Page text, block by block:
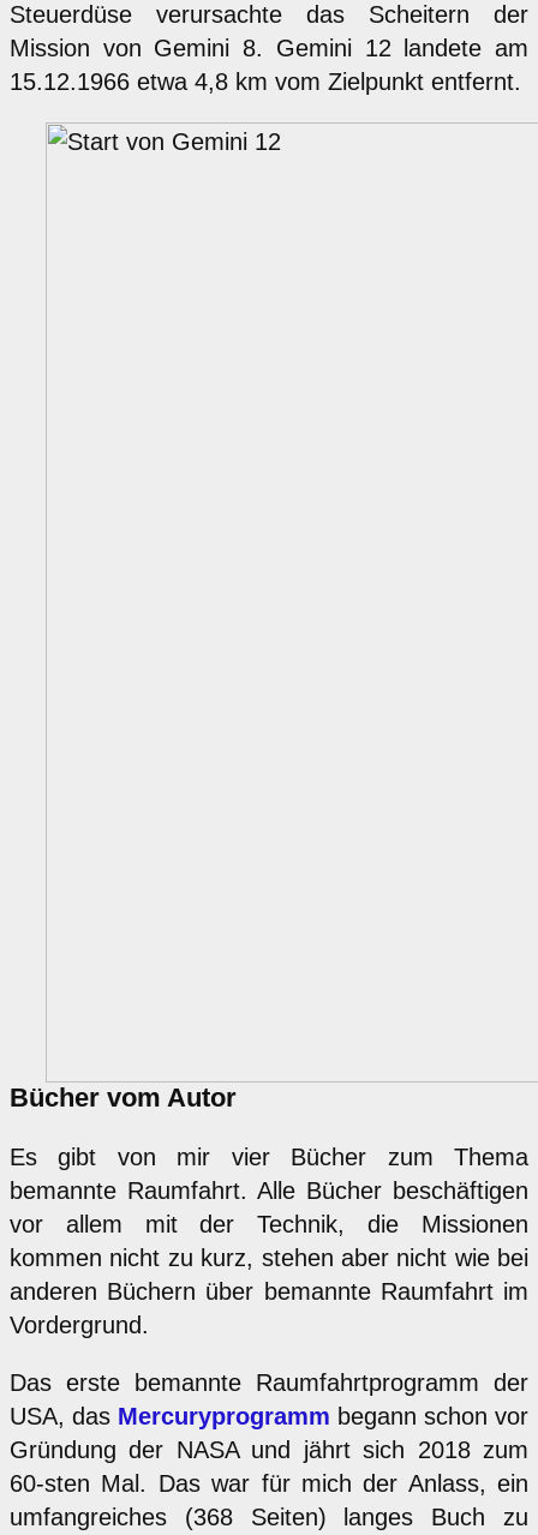
Steuerdüse verursachte das Scheitern der
Mission von Gemini 8. Gemini 12 landete am
15.12.1966 etwa 4,8 km vom Zielpunkt entfernt.
Bücher vom Autor
Es gibt von mir vier Bücher zum Thema
bemannte Raumfahrt. Alle Bücher beschäftigen
vor allem mit der Technik, die Missionen
kommen nicht zu kurz, stehen aber nicht wie bei
anderen Büchern über bemannte Raumfahrt im
Vordergrund.
Das erste bemannte Raumfahrtprogramm der
USA, das Mercuryprogramm begann schon vor
Gründung der NASA und jährt sich 2018 zum
60-sten Mal. Das war für mich der Anlass, ein
umfangreiches (368 Seiten) langes Buch zu